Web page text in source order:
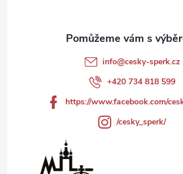
info@cesky-sperk.cz
+420 734 818 599
https://www.facebook.com/
/cesky_sperk/